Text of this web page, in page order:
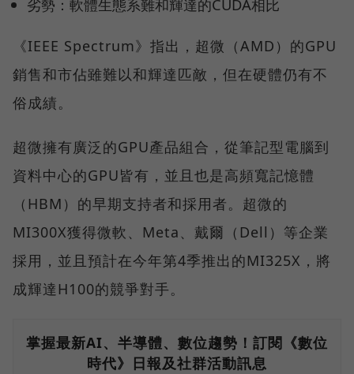
劣勢：軟體生態系難和輝達的CUDA相比
《IEEE Spectrum》指出，超微（AMD）的GPU
銷售和市佔雖難以和輝達匹敵，但在硬體仍有不
俗成績。
超微擁有廣泛的GPU產品組合，從筆記型電腦到
資料中心的GPU皆有，並且也是高頻寬記憶體
（HBM）的早期支持者和採用者。超微的
MI300X獲得微軟、Meta、戴爾（Dell）等企業
採用，並且預計在今年第4季推出的MI325X，將
成輝達H100的競爭對手。
掌握最新AI、半導體、數位趨勢！訂閱《數位
時代》日報及社群活動訊息